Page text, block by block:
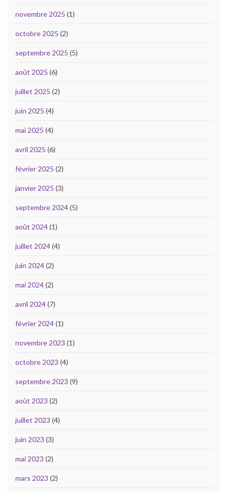
novembre 2025 (1)
octobre 2025 (2)
septembre 2025 (5)
août 2025 (6)
juillet 2025 (2)
juin 2025 (4)
mai 2025 (4)
avril 2025 (6)
février 2025 (2)
janvier 2025 (3)
septembre 2024(5)
août 2024(1)
juillet 2024(4)
juin 2024(2)
mai 2024(2)
avril 2024(7)
février 2024(1)
novembre 2023 (1)
octobre 2023 (4)
septembre 2023 (9)
août 2023 (2)
juillet 2023 (4)
juin 2023 (3)
mai 2023 (2)
mars 2023 (2)